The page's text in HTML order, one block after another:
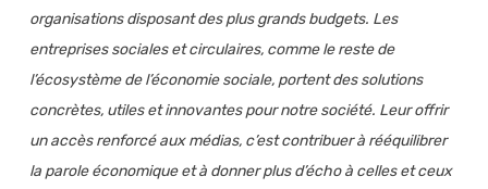
organisations disposant des plus grands budgets. Les
entreprises sociales et circulaires, comme le reste de
l’écosystème de l’économie sociale, portent des solutions
concrètes, utiles et innovantes pour notre société. Leur offrir
un accès renforcé aux médias, c’est contribuer à rééquilibrer
la parole économique et à donner plus d’écho à celles et ceux